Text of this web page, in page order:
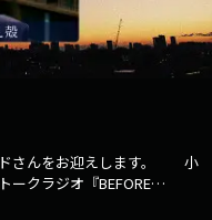
ドさんをお迎えします。 小
ークラジオ『BEFORE
エル・デスペラード選手